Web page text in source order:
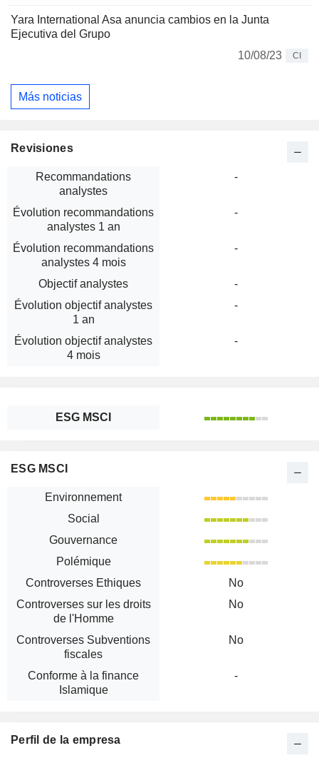
Yara International Asa anuncia cambios en la Junta
Ejecutiva del Grupo
10/08/23
CI
Más noticias
Revisiones
Recommandations
analystes
-
Évolution recommandations
analystes 1 an
-
Évolution recommandations
analystes 4 mois
-
Objectif analystes
-
Évolution objectif analystes
1 an
-
Évolution objectif analystes
4 mois
-
ESG MSCI
ESG MSCI
Environnement
Social
Gouvernance
Polémique
Controverses Ethiques
No
Controverses sur les droits
de l'Homme
No
Controverses Subventions
fiscales
No
Conforme à la finance
Islamique
-
Perfil de la empresa